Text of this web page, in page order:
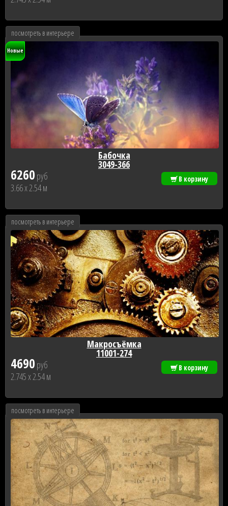
посмотреть в интерьере
Новые
6260 руб
3.66 x 2.54 м
Бабочка
3049-366
В корзину
посмотреть в интерьере
4690 руб
2.745 x 2.54 м
Макросъёмка
11001-274
В корзину
посмотреть в интерьере